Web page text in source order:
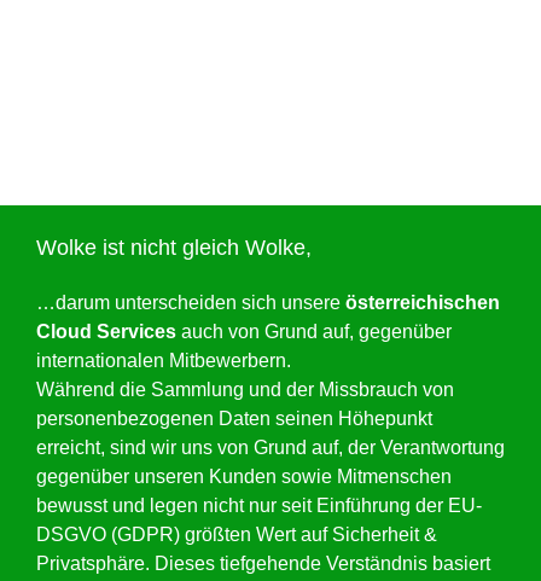
Wolke ist nicht gleich Wolke,
…darum unterscheiden sich unsere österreichischen
Cloud Services auch von Grund auf, gegenüber
internationalen Mitbewerbern.
Während die Sammlung und der Missbrauch von
personenbezogenen Daten seinen Höhepunkt
erreicht, sind wir uns von Grund auf, der Verantwortung
gegenüber unseren Kunden sowie Mitmenschen
bewusst und legen nicht nur seit Einführung der EU-
DSGVO (GDPR) größten Wert auf Sicherheit &
Privatsphäre. Dieses tiefgehende Verständnis basiert